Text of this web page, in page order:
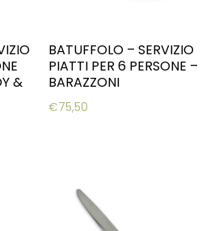
&
€199,90.
BATUFFOLO – SERVIZIO
PIATTI PER 6 PERSONE –
BARAZZONI
€75,50